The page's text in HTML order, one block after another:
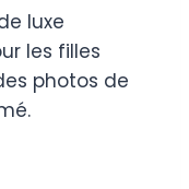
luxe
les filles
photos de